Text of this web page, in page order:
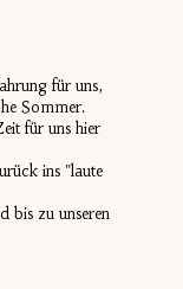
für uns,
Sommer.
für uns hier
ins "laute
bis zu unseren